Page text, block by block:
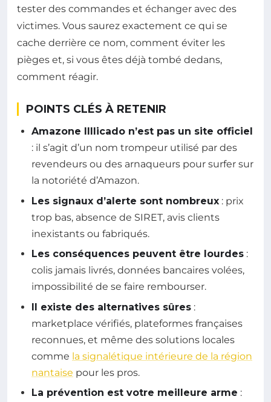
tester des commandes et échanger avec des
victimes. Vous saurez exactement ce qui se
cache derrière ce nom, comment éviter les
pièges et, si vous êtes déjà tombé dedans,
comment réagir.
POINTS CLÉS À RETENIR
Amazone Illlicado n’est pas un site officiel
: il s’agit d’un nom trompeur utilisé par des
revendeurs ou des arnaqueurs pour surfer sur
la notoriété d’Amazon.
Les signaux d’alerte sont nombreux : prix
trop bas, absence de SIRET, avis clients
inexistants ou fabriqués.
Les conséquences peuvent être lourdes :
colis jamais livrés, données bancaires volées,
impossibilité de se faire rembourser.
Il existe des alternatives sûres :
marketplace vérifiés, plateformes françaises
reconnues, et même des solutions locales
comme la signalétique intérieure de la région
nantaise pour les pros.
La prévention est votre meilleure arme :